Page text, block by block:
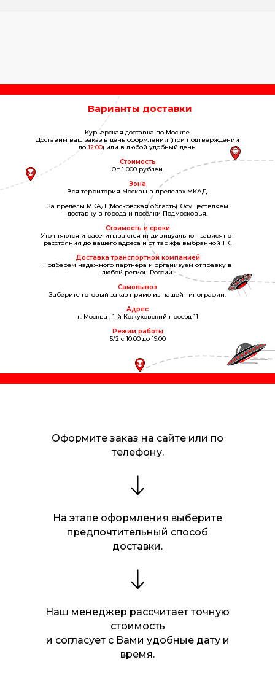
Курьерская доставка по Москве.
Доставим ваш заказ в день оформления (при подтверждении
до12:00) или в любой удобный день.
Стоимость
От 1 000рублей.
Зона
Вся территория Москвы в пределах МКАД.
За пределы МКАД (Московская область). Осуществляем
доставку в города и посёлки Подмосковья.
Стоимость и сроки
Уточняются и рассчитываются индивидуально - зависят от
расстояния до вашего адреса и от тарифа выбранной ТК.
Доставка транспортной компанией
Подберём надёжного партнёра и организуем отправку в
любой регион России.
Самовывоз
Заберите готовый заказ прямо из нашей типографии.
Адрес
г. Москва , 1-й Кожуховский проезд 11
Режим работы
5/2 с 10:00 до 19:00
Варианты доставки
Оформите заказ на сайте или по
телефону.
На этапе оформления выберите
предпочтительный способ
доставки.
Наш менеджер рассчитает точную
стоимость
и согласует с Вами удобные дату и
время.